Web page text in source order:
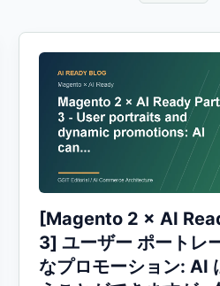
[Magento 2 × AI
3] ユーザー ポートレ
なプロモーション: AI